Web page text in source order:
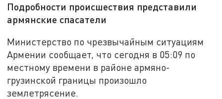
Подробности происшествия представили
армянские спасатели
Министерство по чрезвычайным ситуациям
Армении сообщает, что сегодня в 05:09 по
местному времени в районе армяно-
грузинской границы произошло
землетрясение.